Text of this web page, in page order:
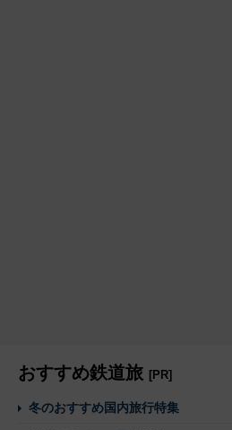
おすすめ鉄道旅 [PR]
冬のおすすめ国内旅行特集